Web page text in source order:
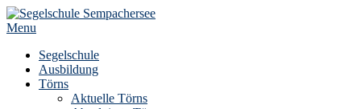
Skip
to
Menu
Segelschule
Ausbildung
Törns
Aktuelle Törns